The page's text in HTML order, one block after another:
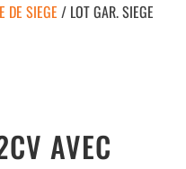
DE SIEGE / LOT GAR. SIEGE
AVEC